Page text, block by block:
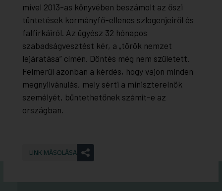
mivel 2013-as könyvében beszámolt az őszi
tüntetések kormányfő-ellenes szlogenjeiről és
falfirkáiról. Az ügyész 32 hónapos
szabadságvesztést kér, a „török nemzet
lejáratása” címén. Döntés még nem született.
Felmerül azonban a kérdés, hogy vajon minden
megnyilvánulás, mely sérti a miniszterelnök
személyét, büntethetőnek számít-e az
országban.
LINK MÁSOLÁSA